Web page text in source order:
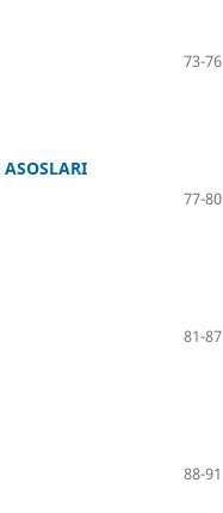
73-76
77-80
81-87
88-91